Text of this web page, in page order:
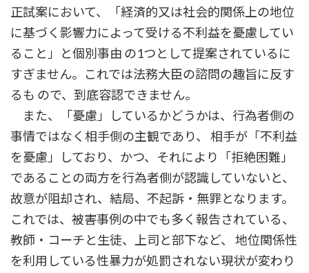
正試案において、「経済的又は社会的関係上の地位
に基づく影響力によって受ける不利益を憂慮してい
ること」と個別事由 の1つとして提案されているに
すぎません。これでは法務大臣の諮問の趣旨に反す
るも ので、到底容認できません。
また、「憂慮」しているかどうかは、行為者側の
事情ではなく相手側の主観であり、 相手が「不利益
を憂慮」しており、かつ、それにより「拒絶困難」
であることの両方を行為者側が認識していないと、
故意が阻却され、結局、不起訴・無罪となります。
これでは、被害事例の中でも多く報告されている、
教師・コーチと生徒、上司と部下など、 地位関係性
を利用している性暴力が処罰されない現状が変わり